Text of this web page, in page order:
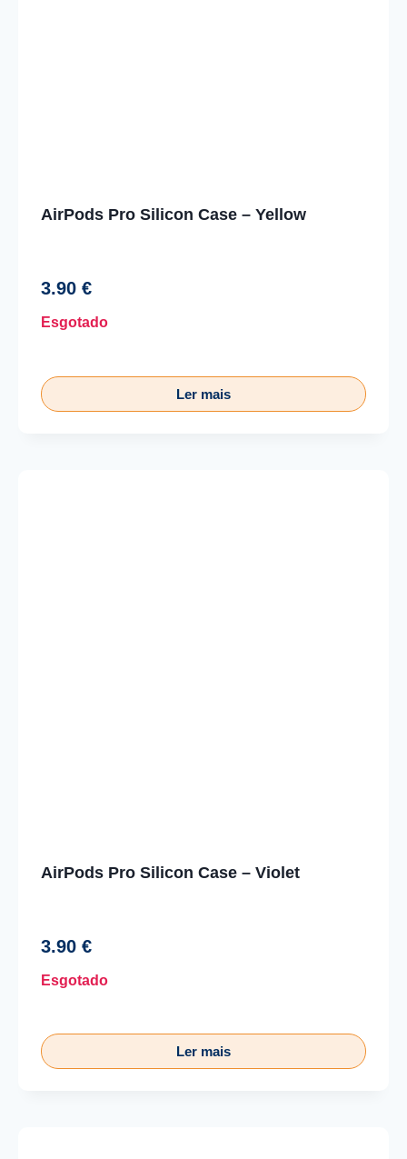
AirPods Pro Silicon Case – Yellow
3.90 €
Esgotado
Ler mais
AirPods Pro Silicon Case – Violet
3.90 €
Esgotado
Ler mais